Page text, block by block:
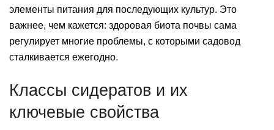
элементы питания для последующих культур. Это
важнее, чем кажется: здоровая биота почвы сама
регулирует многие проблемы, с которыми садовод
сталкивается ежегодно.
Классы сидератов и их
ключевые свойства